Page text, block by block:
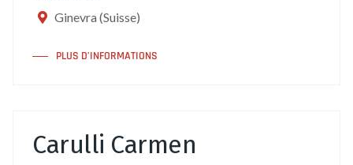
Ginevra (Suisse)
PLUS D’INFORMATIONS
Carulli Carmen